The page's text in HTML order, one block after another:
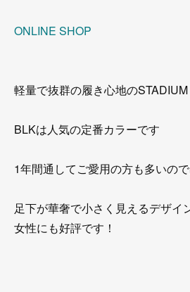
ONLINE SHOP
軽量で抜群の履き心地のSTADIUM
BLKは人気の定番カラーです
1年間通してご愛用の方も多いので
足下が華奢で小さく見えるデザイ
女性にも好評です！